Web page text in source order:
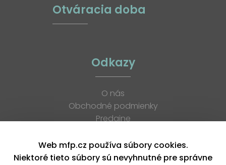
Otváracia doba
Odkazy
O nás
Obchodné podmienky
Predajne
K stiahnutiu
Blog
Web mfp.cz používa súbory cookies.
Niektoré tieto súbory sú nevyhnutné pre správne